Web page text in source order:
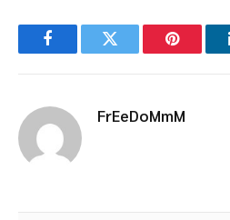
FacebookTwitter Pinterest
FrEeDoMmM